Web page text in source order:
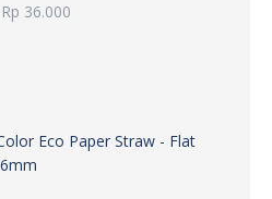
Rp 36.000
Eco Paper Straw - Flat